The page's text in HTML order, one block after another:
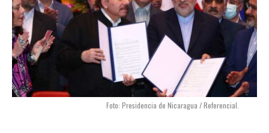
Foto: Presidencia de Nicaragua / Referencial.